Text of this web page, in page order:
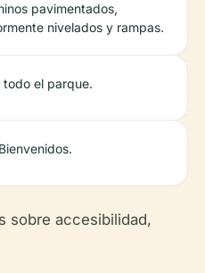
pavimentados,
nivelados y rampas.
todo el parque.
sobre accesibilidad,